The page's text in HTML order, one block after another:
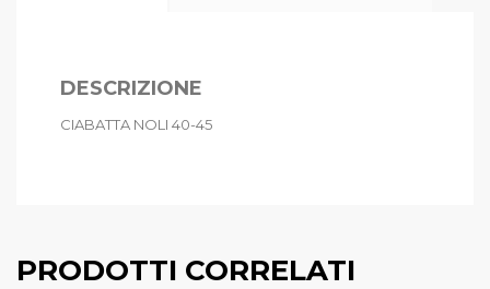
DESCRIZIONE
CIABATTA NOLI 40-45
PRODOTTI CORRELATI